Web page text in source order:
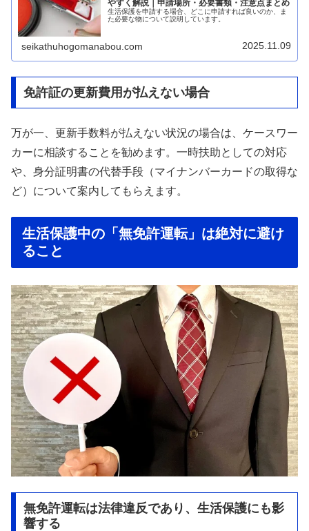
やすく解説｜申請場所・必要書類・注意点まとめ
生活保護を申請する場合、どこに申請すれば良いのか、ま
た必要な物について説明しています。
seikathuhogomanabou.com 2025.11.09
免許証の更新費用が払えない場合
万が一、更新手数料が払えない状況の場合は、ケースワー
カーに相談することを勧めます。一時扶助としての対応
や、身分証明書の代替手段（マイナンバーカードの取得な
ど）について案内してもらえます。
生活保護中の「無免許運転」は絶対に避け
ること
無免許運転は法律違反であり、生活保護にも影
響する